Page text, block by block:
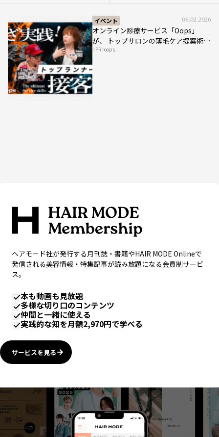
イベント 06.02.2026
オンライン診療サービス「Oops」
が、 トップサロンの薄毛ケア提案術を
HAIRCAMPで公開！
PR oops
ヘアモード社が発行する月刊誌・書籍やHAIR MODE Onlineで
発信される美容情報・特集記事が読み放題になる会員制サービ
ス。
本も動画も見放題
多様な切り口のコンテンツ
仲間と一緒に使える
実践的な知を月額2,970円で学べる
サービスを見る